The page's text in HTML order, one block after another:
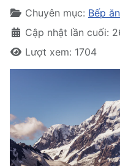
Chuyên mục: Bếp
Cập nhật lần cuối:
Lượt xem: 1704